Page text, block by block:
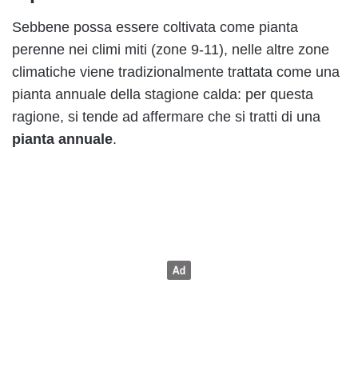
Sebbene possa essere coltivata come pianta
perenne nei climi miti (zone 9-11), nelle altre zone
climatiche viene tradizionalmente trattata come una
pianta annuale della stagione calda: per questa
ragione, si tende ad affermare che si tratti di una
pianta annuale.